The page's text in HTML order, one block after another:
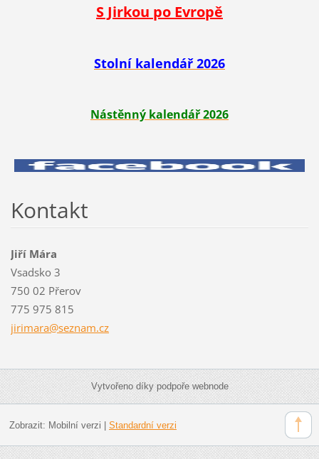
S Jirkou po Evropě
Stolní kalendář 2026
Nástěnný kalendář 2026
Kontakt
Jiří Mára
Vsadsko 3
750 02 Přerov
775 975 815
jirimara@seznam.cz
Vytvořeno díky podpoře webnode
Zobrazit: Mobilní verzi Standardní verzi